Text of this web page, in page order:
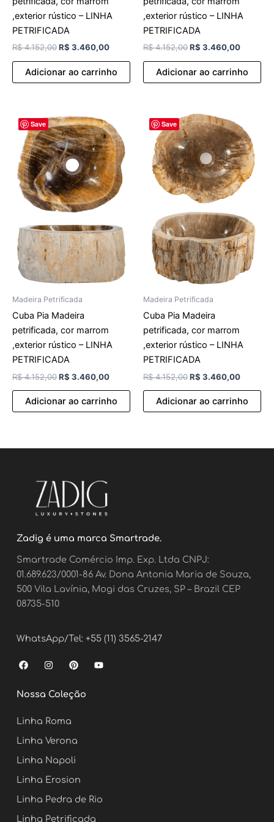
,exterior rústico – LINHA
PETRIFICADA
R$4.152,00R$ 3.460,00
Adicionar ao carrinho
,exterior rústico – LINHA
PETRIFICADA
R$4.152,00R$ 3.460,00
Adicionar ao carrinho
Save
Madeira Petrificada
Cuba Pia Madeira
petrificada, cor marrom
,exterior rústico – LINHA
PETRIFICADA
R$4.152,00
O
preço
original
era:
R$ 4.152,00.
R$ 3.460,00
preço
atual
é:
R$ 3.460,00.
Adicionar ao carrinho
Save
Madeira Petrificada
Cuba Pia Madeira
petrificada, cor marrom
,exterior rústico – LINHA
PETRIFICADA
R$4.152,00
O
preço
original
era:
R$ 4.152,00.
R$ 3.460,00
preço
atual
é:
R$
Adicionar ao carrinho
Zadig é uma marca Smartrade.
Smartrade Comércio Imp. Exp. Ltda CNPJ:
01.689.623/0001-86 Av. Dona Antonia Maria de Souza,
500 Vila Lavínia, Mogi das Cruzes, SP – Brazil CEP
08735-510
WhatsApp/Tel: +55 (11) 3565-2147
F
a
e
b
o
k
I
n
t
a
r
a
m
P
i
t
e
Y
o
Nossa Coleção
Linha Roma
Linha Verona
Linha Napoli
Linha Erosion
Linha Pedra de Rio
Linha Petrificada